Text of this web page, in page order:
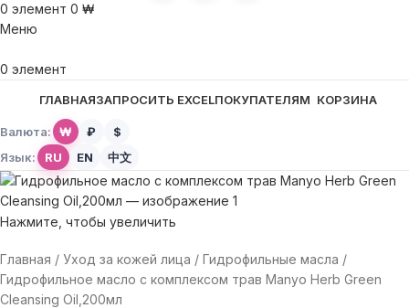
0 элемент 0 ₩
Меню
0 элемент
ГЛАВНАЯЗАПРОСИТЬ EXCELПОКУПАТЕЛЯМ КОРЗИНА
Валюта: ₩ ₽
$
Язык:
RU EN 中文
Нажмите, чтобы увеличить
Главная Уход за кожей лица
Гидрофильные масла
Гидрофильное масло с комплексом трав Manyo Herb Green
Cleansing Oil,200мл